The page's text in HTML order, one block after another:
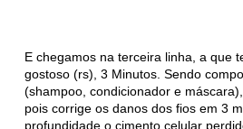
E chegamos na terceira linha, a que
gostoso (rs), 3 Minutos. Sendo
(shampoo, condicionador e
pois corrige os danos dos fios em 3
profundidade o cimento celular